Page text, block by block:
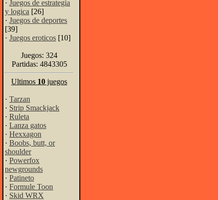
· Juegos de estrategia
y logica [26]
· Juegos de deportes
[39]
· Juegos eroticos [10]
Juegos: 324
Partidas: 4843305
Ultimos 10 juegos
· Tarzan
· Strip Smackjack
· Ruleta
· Lanza gatos
· Hexxagon
· Boobs, butt, or
shoulder
· Powerfox
newgrounds
· Patineto
· Formule Toon
· Skid WRX